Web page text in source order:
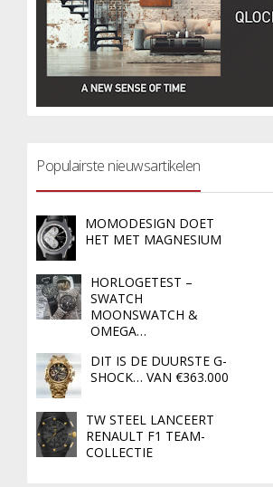
Populairste nieuwsartikelen
MOMODESIGN DOET
HET MET MAGNESIUM
HORLOGETEST –
SWATCH
MOONSWATCH &
OMEGA…
DIT IS DE DUURSTE G-
SHOCK… VAN €363.000
TW STEEL LANCEERT
RENAULT F1 TEAM-
COLLECTIE